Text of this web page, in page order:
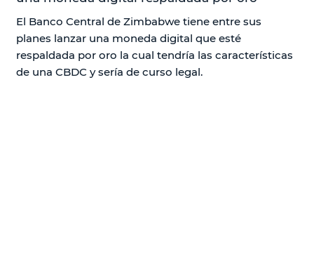
El Banco Central de Zimbabwe tiene entre sus
planes lanzar una moneda digital que esté
respaldada por oro la cual tendría las características
de una CBDC y sería de curso legal.